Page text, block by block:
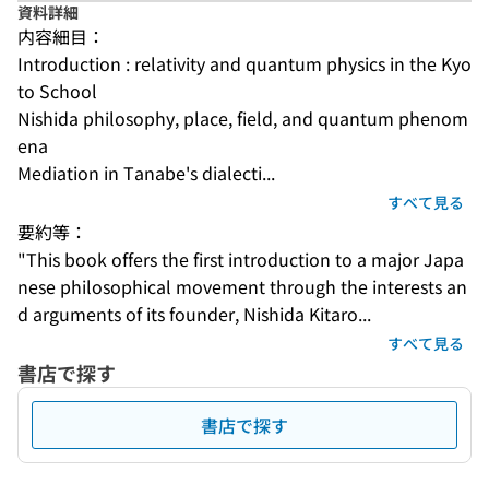
資料詳細
内容細目：
Introduction : relativity and quantum physics in the Kyo
to School
Nishida philosophy, place, field, and quantum phenom
ena
Mediation in Tanabe's dialecti...
すべて見る
要約等：
"This book offers the first introduction to a major Japa
nese philosophical movement through the interests an
d arguments of its founder, Nishida Kitaro...
すべて見る
書店で探す
書店で探す